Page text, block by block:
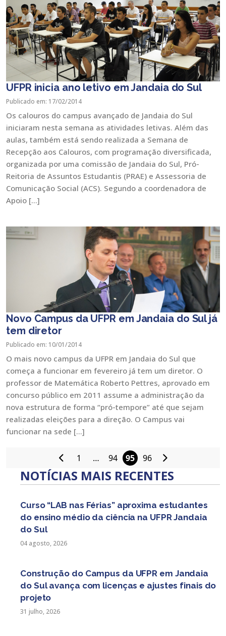
UFPR inicia ano letivo em Jandaia do Sul
Publicado em: 17/02/2014
Os calouros do campus avançado de Jandaia do Sul
iniciaram nesta semana as atividades letivas. Além das
aulas, também está sendo realizada a Semana de
Recepção aos Calouros, com programação diversificada,
organizada por uma comissão de Jandaia do Sul, Pró-
Reitoria de Assuntos Estudantis (PRAE) e Assessoria de
Comunicação Social (ACS). Segundo a coordenadora de
Apoio […]
Novo Campus da UFPR em Jandaia do Sul já
tem diretor
Publicado em: 10/01/2014
O mais novo campus da UFPR em Jandaia do Sul que
começa a funcionar em fevereiro já tem um diretor. O
professor de Matemática Roberto Pettres, aprovado em
concurso público em 2011 assume a administração da
nova estrutura de forma “pró-tempore” até que sejam
realizadas eleições para a direção. O Campus vai
funcionar na sede […]
Paginação
de
1 … 94 95 96
NOTÍCIAS MAIS RECENTES
Curso “LAB nas Férias” aproxima estudantes
do ensino médio da ciência na UFPR Jandaia
do Sul
04 agosto, 2026
Construção do Campus da UFPR em Jandaia
do Sul avança com licenças e ajustes finais do
projeto
31 julho, 2026